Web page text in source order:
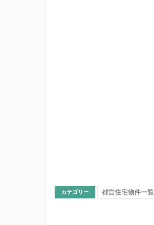
カテゴリー 都営住宅物件一覧